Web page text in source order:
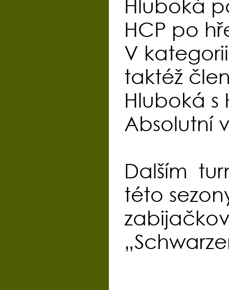
Hluboká
HCP po
V
taktéž
Hluboká s
Absolutní
Dalším
této